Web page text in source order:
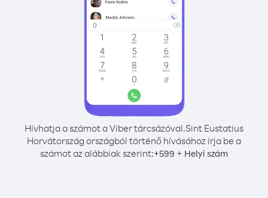
Hívhatja a számot a Viber tárcsázóval.Sint Eustatius
Horvátország országból történő hívásához írja be a
számot az alábbiak szerint:+599 + Helyi szám